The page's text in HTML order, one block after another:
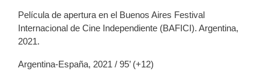
Película de apertura en el Buenos Aires Festival
Internacional de Cine Independiente (BAFICI). Argentina,
2021.
Argentina-España, 2021 / 95’ (+12)